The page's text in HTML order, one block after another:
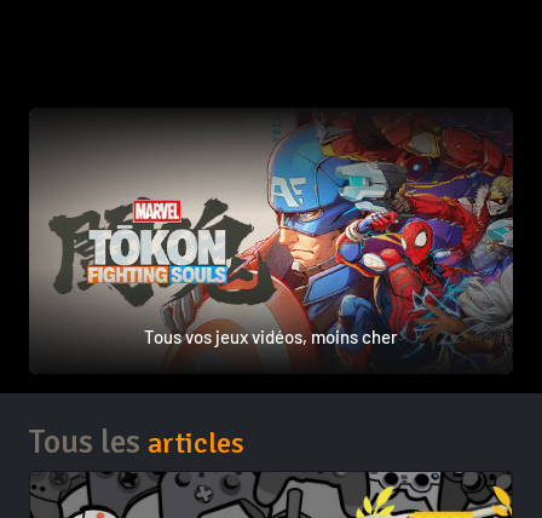
Tous vos jeux vidéos, moins cher
Tous les articles